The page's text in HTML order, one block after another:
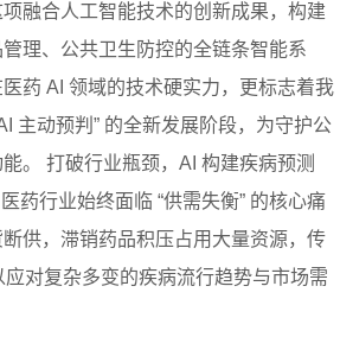
融合人工智能技术的创新成果，构建
理、公共卫生防控的全链条智能系
药 AI 领域的技术硬实力，更标志着我
主动预判” 的全新发展阶段，为守护公
。 打破行业瓶颈，AI 构建疾病预测
药行业始终面临 “供需失衡” 的核心痛
供，滞销药品积压占用大量资源，传
应对复杂多变的疾病流行趋势与市场需